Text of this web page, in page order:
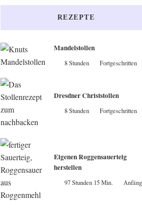
REZEPTE
Mandelstollen
8 Stunden Fortgeschritten
Dresdner Christstollen
8 Stunden Fortgeschritten
Eigenen Roggensauerteig
herstellen
97 Stunden 15 Min.